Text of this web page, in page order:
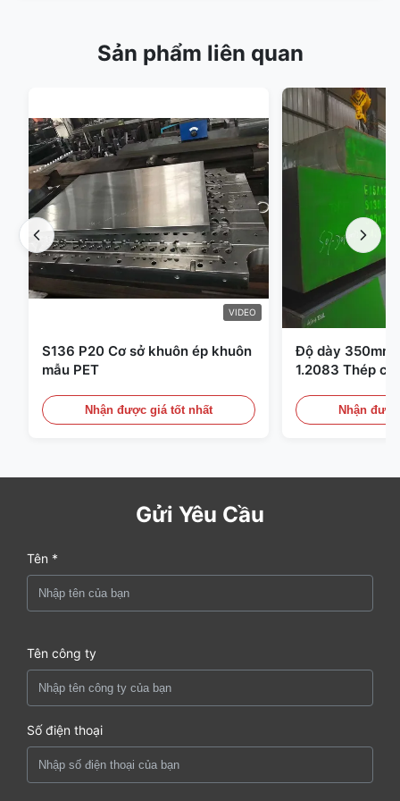
Sản phẩm liên quan
VIDEO
S136 P20 Cơ sở khuôn ép khuôn
mẫu PET
Nhận được giá tốt nhất
Độ dày 350mm
1.2083 Thép
Nhận
Gửi Yêu Cầu
Tên *
Tên công ty
Số điện thoại